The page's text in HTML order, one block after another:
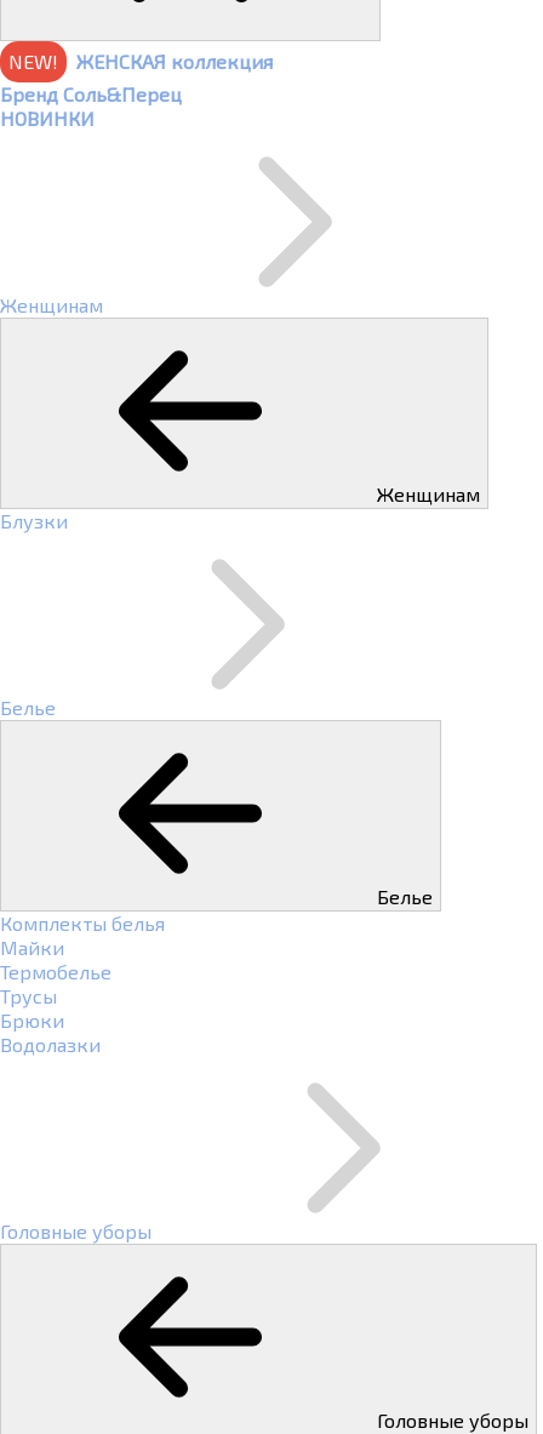
NEW!
ЖЕНСКАЯ коллекция
Бренд Соль&Перец
НОВИНКИ
Женщинам
Женщинам
Блузки
Белье
Белье
Комплекты белья
Майки
Термобелье
Трусы
Брюки
Водолазки
Головные уборы
Головные уборы